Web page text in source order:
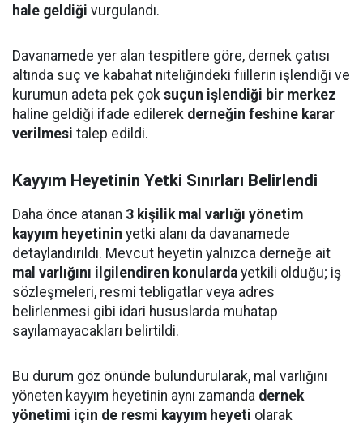
hale geldiği vurgulandı.
Davanamede yer alan tespitlere göre, dernek çatısı
altında suç ve kabahat niteliğindeki fiillerin işlendiği ve
kurumun adeta pek çok suçun işlendiği bir merkez
haline geldiği ifade edilerek derneğin feshine karar
verilmesi talep edildi.
Kayyım Heyetinin Yetki Sınırları Belirlendi
Daha önce atanan 3 kişilik mal varlığı yönetim
kayyım heyetinin yetki alanı da davanamede
detaylandırıldı. Mevcut heyetin yalnızca derneğe ait
mal varlığını ilgilendiren konularda yetkili olduğu; iş
sözleşmeleri, resmi tebligatlar veya adres
belirlenmesi gibi idari hususlarda muhatap
sayılamayacakları belirtildi.
Bu durum göz önünde bulundurularak, mal varlığını
yöneten kayyım heyetinin aynı zamanda dernek
yönetimi için de resmi kayyım heyeti olarak